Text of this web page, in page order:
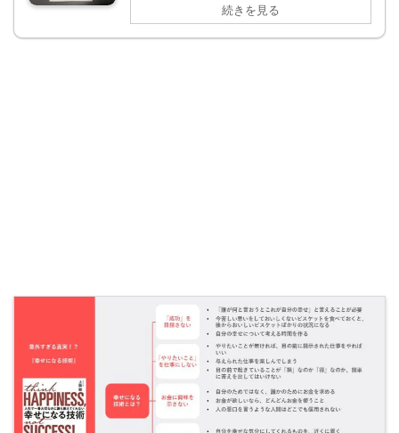
続きを見る